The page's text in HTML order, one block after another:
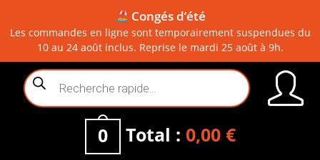
Congés d’été
Les commandes en ligne sont temporairement suspendues du
10 au 24 août inclus. Reprise le mardi 25 août à 9h.
content
Recherche
de
0 Total : 0,00 €